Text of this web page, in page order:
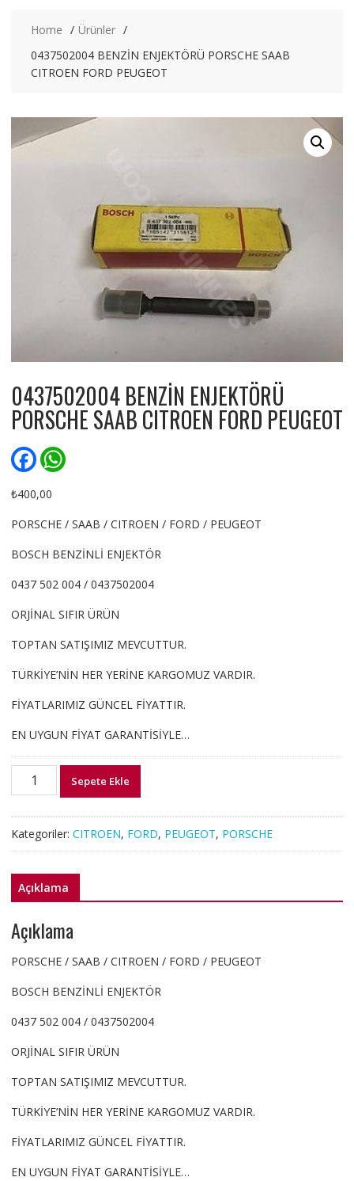
Home
Ürünler
0437502004 BENZİN ENJEKTÖRÜ PORSCHE SAAB
CITROEN FORD PEUGEOT
0437502004 BENZİN ENJEKTÖRÜ
PORSCHE SAAB CITROEN FORD PEUGEOT
F
a
e
b
o
W
h
p
₺400,00
PORSCHE / SAAB / CITROEN / FORD / PEUGEOT
BOSCH BENZİNLİ ENJEKTÖR
0437 502 004 / 0437502004
ORJİNAL SIFIR ÜRÜN
TOPTAN SATIŞIMIZ MEVCUTTUR.
TÜRKİYE’NİN HER YERİNE KARGOMUZ VARDIR.
FİYATLARIMIZ GÜNCEL FİYATTIR.
EN UYGUN FİYAT GARANTİSİYLE…
0437502004
BENZİN
SAAB
FORD
PEUGEOT
Sepete Ekle
Kategoriler: CITROEN, FORD, PEUGEOT, PORSCHE
Açıklama
Açıklama
PORSCHE / SAAB / CITROEN / FORD / PEUGEOT
BOSCH BENZİNLİ ENJEKTÖR
0437 502 004 / 0437502004
ORJİNAL SIFIR ÜRÜN
TOPTAN SATIŞIMIZ MEVCUTTUR.
TÜRKİYE’NİN HER YERİNE KARGOMUZ VARDIR.
FİYATLARIMIZ GÜNCEL FİYATTIR.
EN UYGUN FİYAT GARANTİSİYLE…